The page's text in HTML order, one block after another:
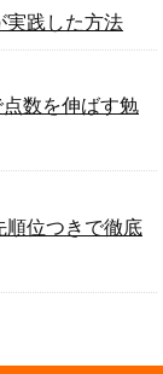
実践した方法
数を伸ばす勉
順位つきで徹底